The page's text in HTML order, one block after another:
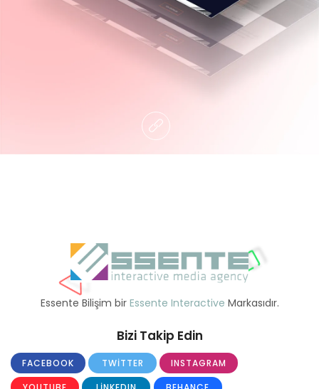
Essente Bilişim bir Essente Interactive Markasıdır.
Bizi Takip Edin
FACEBOOK TWITTER
INSTAGRAM